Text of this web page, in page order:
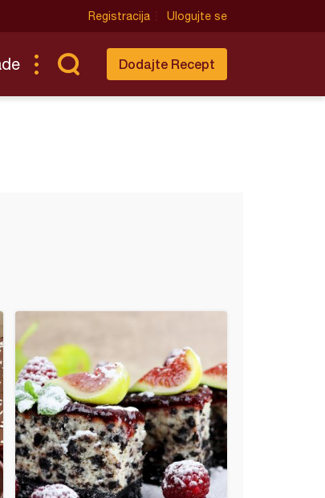
Registracija Ulogujte se
Dodajte Recept